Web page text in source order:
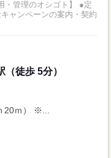
理のオシゴト】 ●定
ャンペーンの案内・契約
徒歩 5分）
20ｍ） ※...